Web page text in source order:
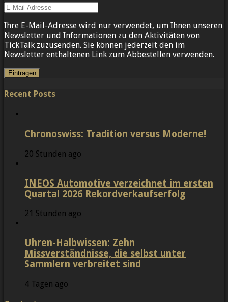
Ihre E-Mail-Adresse wird nur verwendet, um Ihnen unseren
Newsletter und Informationen zu den Aktivitäten von
TickTalk zuzusenden. Sie können jederzeit den im
Newsletter enthaltenen Link zum Abbestellen verwenden.
Recent Posts
Chronoswiss: Tradition versus Moderne!
20 Stunden ago
INEOS Automotive verzeichnet im ersten
Quartal 2026 Rekordverkaufserfolg
21 Stunden ago
Uhren-Halbwissen: Zehn
Missverständnisse, die selbst unter
Sammlern verbreitet sind
4 Tagen ago